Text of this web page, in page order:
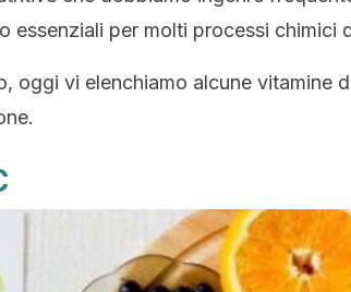
essenziali per molti processi chimici
oggi vi elenchiamo alcune vitamine